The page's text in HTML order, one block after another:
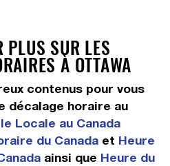
PLUS SUR LES
À OTTAWA
contenus pour vous
décalage horaire au
Locale au Canada
du Canadaet Heure
ainsi que Heure du